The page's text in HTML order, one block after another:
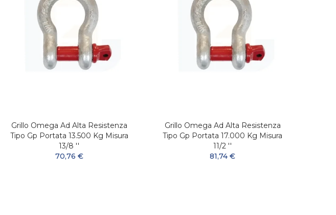
Grillo Omega Ad Alta Resistenza
Tipo Gp Portata 13.500 Kg Misura
13/8 ''
70,76 €
Grillo Omega Ad Alta Resistenza
Tipo Gp Portata 17.000 Kg Misura
11/2 ''
81,74 €